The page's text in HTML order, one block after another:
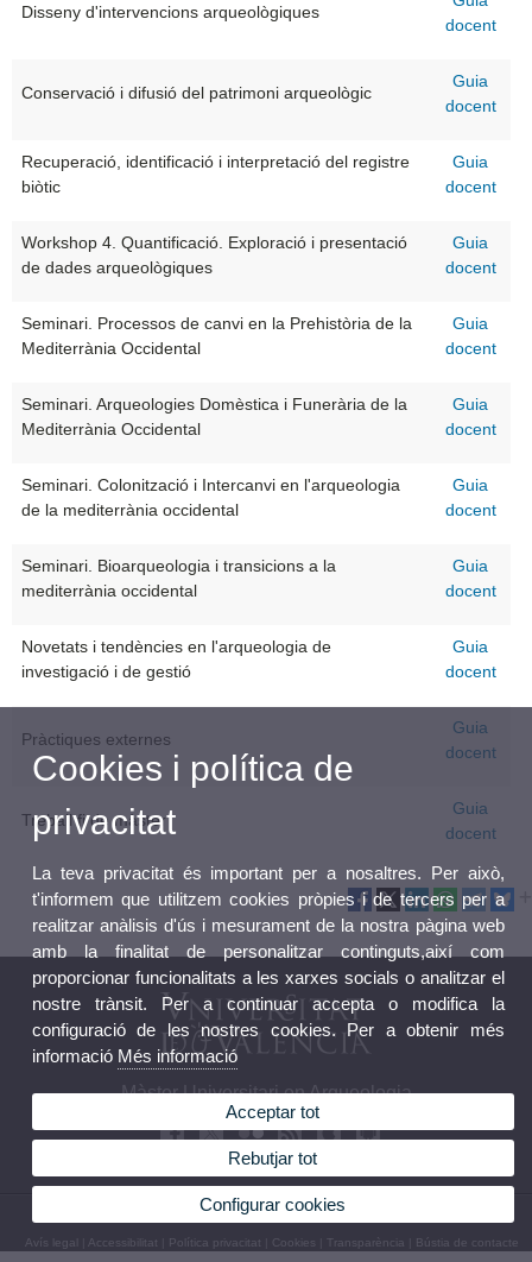
Disseny d'intervencions arqueològiques
docent
Conservació i difusió del patrimoni arqueològic
Guia
docent
Recuperació, identificació i interpretació del registre
biòtic
Guia
docent
Workshop 4. Quantificació. Exploració i presentació
de dades arqueològiques
Guia
docent
Seminari. Processos de canvi en la Prehistòria de la
Mediterrània Occidental
Guia
docent
Seminari. Arqueologies Domèstica i Funerària de la
Mediterrània Occidental
Guia
docent
Seminari. Colonització i Intercanvi en l'arqueologia
de la mediterrània occidental
Guia
docent
Seminari. Bioarqueologia i transicions a la
mediterrània occidental
Guia
docent
Novetats i tendències en l'arqueologia de
investigació i de gestió
Guia
docent
Pràctiques externes
Guia
docent
Treball fi de màster
Guia
docent
Màster Universitari en Arqueologia
© 2026 UV. - Avinguda Blasco Ibañez, 28 46010 València Telèfon: 96 3864242
Avís legal Accessibilitat Política privacitat Cookies Transparència Bústia de contacte
Cookies i política de
privacitat
La teva privacitat és important per a nosaltres. Per això,
t'informem que utilitzem cookies pròpies i de tercers per a
realitzar anàlisis d'ús i mesurament de la nostra pàgina web
amb la finalitat de personalitzar continguts,així com
proporcionar funcionalitats a les xarxes socials o analitzar el
nostre trànsit. Per a continuar accepta o modifica la
configuració de les nostres cookies. Per a obtenir més
informació Més informació
Acceptar tot
Rebutjar tot
Configurar cookies